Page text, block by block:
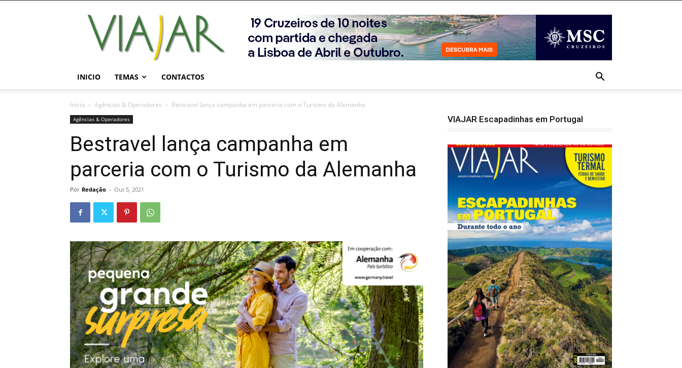
Viajar
Magazine
Online
INICIO TEMAS CONTACTOS
Início Agências & Operadores Bestravel lança campanha em parceria com o Turismo da Alemanha
Agências & Operadores
Bestravel lança campanha em
parceria com o Turismo da Alemanha
Por Redação - Out 5, 2021
VIAJAR Escapadinhas em Portugal